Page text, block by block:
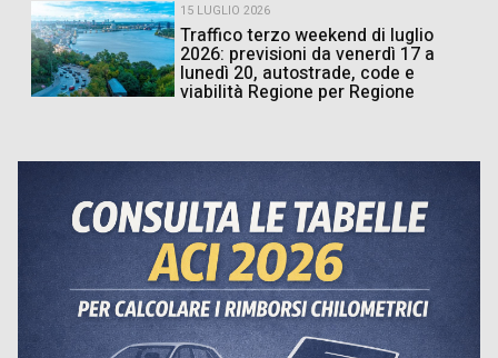
15 LUGLIO 2026
Traffico terzo weekend di luglio
2026: previsioni da venerdì 17 a
lunedì 20, autostrade, code e
viabilità Regione per Regione